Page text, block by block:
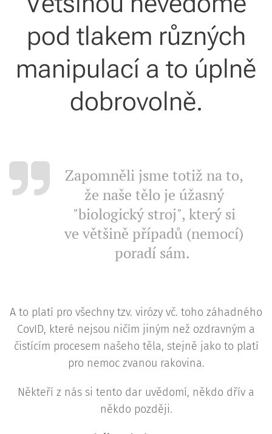
pod tlakem různých
manipulací a to úplně
dobrovolně.
Zapomněli jsme totiž na to,
že naše tělo je úžasný
"biologický stroj", který si
ve většině případů (nemocí)
poradí sám.
A to platí pro všechny tzv. virózy vč. toho záhadného
CovID, které nejsou ničím jiným než ozdravným a
čistícím procesem našeho těla, stejně jako to platí
pro nemoc zvanou rakovina.
Někteří z nás si tento dar uvědomí, někdo dřív a
někdo později.